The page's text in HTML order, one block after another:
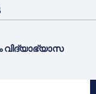
വിദ്യാഭ്യാസ